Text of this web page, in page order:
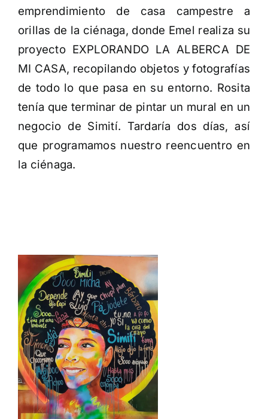
emprendimiento de casa campestre a
orillas de la ciénaga, donde Emel realiza su
proyecto EXPLORANDO LA ALBERCA DE
MI CASA, recopilando objetos y fotografías
de todo lo que pasa en su entorno. Rosita
tenía que terminar de pintar un mural en un
negocio de Simití. Tardaría dos días, así
que programamos nuestro reencuentro en
la ciénaga.